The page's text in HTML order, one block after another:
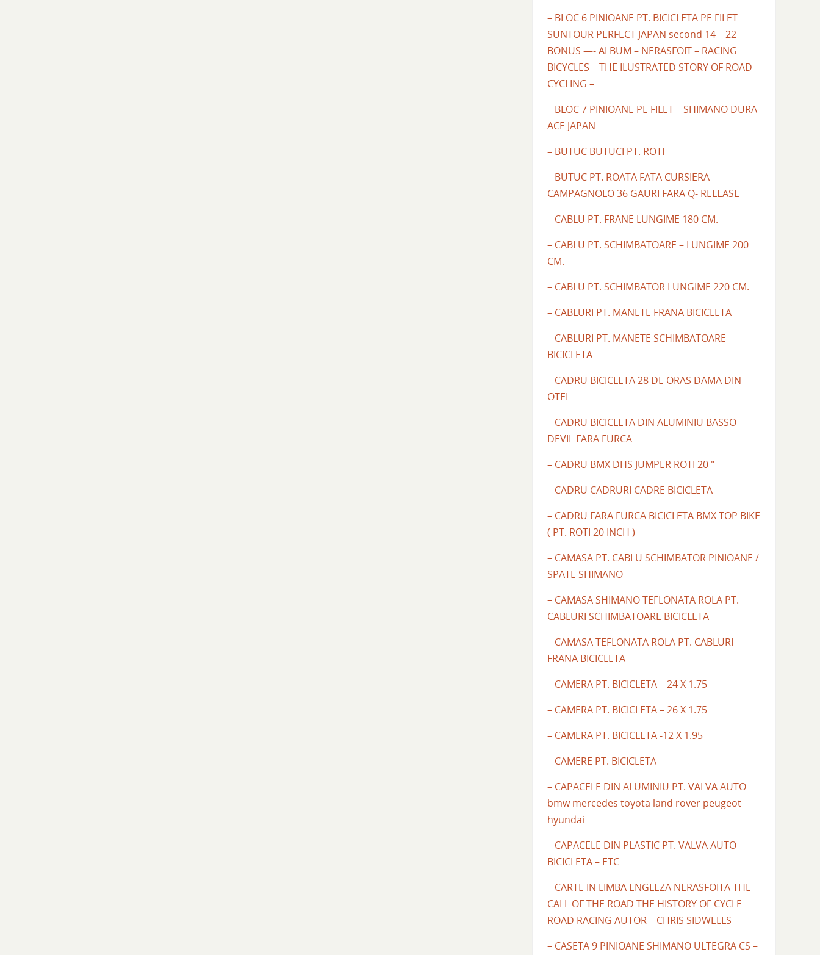
– BLOC 6 PINIOANE PT. BICICLETA PE FILET
SUNTOUR PERFECT JAPAN second 14 – 22 —-
BONUS —- ALBUM – NERASFOIT – RACING
BICYCLES – THE ILUSTRATED STORY OF ROAD
CYCLING –
– BLOC 7 PINIOANE PE FILET – SHIMANO DURA
ACE JAPAN
– BUTUC BUTUCI PT. ROTI
– BUTUC PT. ROATA FATA CURSIERA
CAMPAGNOLO 36 GAURI FARA Q- RELEASE
– CABLU PT. FRANE LUNGIME 180 CM.
– CABLU PT. SCHIMBATOARE – LUNGIME 200
CM.
– CABLU PT. SCHIMBATOR LUNGIME 220 CM.
– CABLURI PT. MANETE FRANA BICICLETA
– CABLURI PT. MANETE SCHIMBATOARE
BICICLETA
– CADRU BICICLETA 28 DE ORAS DAMA DIN
OTEL
– CADRU BICICLETA DIN ALUMINIU BASSO
DEVIL FARA FURCA
– CADRU BMX DHS JUMPER ROTI 20 "
– CADRU CADRURI CADRE BICICLETA
– CADRU FARA FURCA BICICLETA BMX TOP BIKE
( PT. ROTI 20 INCH )
– CAMASA PT. CABLU SCHIMBATOR PINIOANE /
SPATE SHIMANO
– CAMASA SHIMANO TEFLONATA ROLA PT.
CABLURI SCHIMBATOARE BICICLETA
– CAMASA TEFLONATA ROLA PT. CABLURI
FRANA BICICLETA
– CAMERA PT. BICICLETA – 24 X 1.75
– CAMERA PT. BICICLETA – 26 X 1.75
– CAMERA PT. BICICLETA -12 X 1.95
– CAMERE PT. BICICLETA
– CAPACELE DIN ALUMINIU PT. VALVA AUTO
bmw mercedes toyota land rover peugeot
hyundai
– CAPACELE DIN PLASTIC PT. VALVA AUTO –
BICICLETA – ETC
– CARTE IN LIMBA ENGLEZA NERASFOITA THE
CALL OF THE ROAD THE HISTORY OF CYCLE
ROAD RACING AUTOR – CHRIS SIDWELLS
– CASETA 9 PINIOANE SHIMANO ULTEGRA CS –